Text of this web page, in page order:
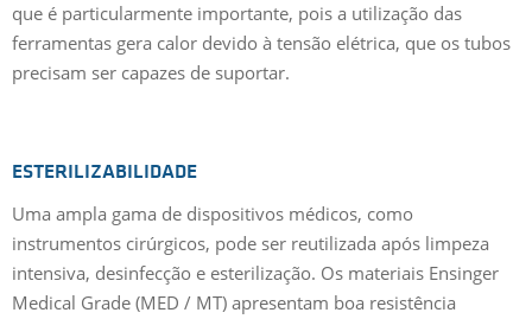
que é particularmente importante, pois a utilização das
ferramentas gera calor devido à tensão elétrica, que os tubos
precisam ser capazes de suportar.
ESTERILIZABILIDADE
Uma ampla gama de dispositivos médicos, como
instrumentos cirúrgicos, pode ser reutilizada após limpeza
intensiva, desinfecção e esterilização. Os materiais Ensinger
Medical Grade (MED / MT) apresentam boa resistência